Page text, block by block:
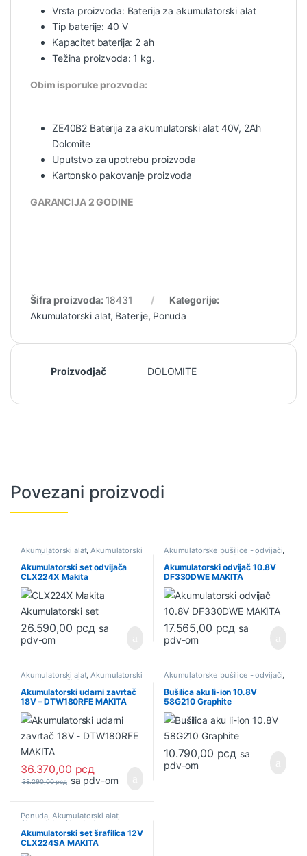
Vrsta proizvoda: Baterija za akumulatorski alat
Tip baterije: 40 V
Kapacitet baterija: 2 ah
Težina proizvoda: 1 kg.
Obim isporuke prozvoda:
ZE40B2 Baterija za akumulatorski alat 40V, 2Ah
Dolomite
Uputstvo za upotrebu proizvoda
Kartonsko pakovanje proizvoda
GARANCIJA 2 GODINE
Šifra proizvoda: 18431
Kategorije:
Akumulatorski alat, Baterije, Ponuda
Proizvodjač DOLOMITE
Povezani proizvodi
Akumulatorski alat, Akumulatorski
setovi
Akumulatorski set odvijača
CLX224X Makita
aluminijumski kofer
26.590,00 рсд sa
pdv-om
Akumulatorske bušilice - odvijači
Akumulatorski alat
Akumulatorski odvijač 10.8V
DF330DWE MAKITA
17.565,00 рсд sa
pdv-om
Akumulatorski alat,Akumulatorski
udarni zavrtači
Akumulatorski udarni zavrtač
18V – DTW180RFE MAKITA
36.370,00 рсд
38.290,00рсд sa pdv-om
Akumulatorske bušilice - odvijači,
Akumulatorski alat
Bušilica aku li-ion 10.8V
58G210 Graphite
10.790,00 рсд sa
pdv-om
Ponuda, Akumulatorski alat,
Akumulatorski setovi
Akumulatorski set šrafilica 12V
CLX224SA MAKITA